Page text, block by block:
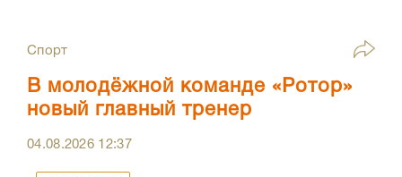
Спорт
В молодёжной команде «Ротор»
новый главный тренер
04.08.2026 12:37